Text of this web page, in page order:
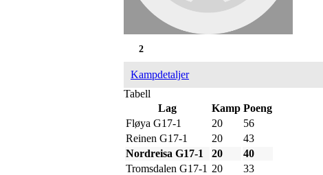
2
Kampdetaljer
Tabell
Lag
Kamp Poeng
Fløya G17-1
20
56
Reinen G17-1
20
43
Nordreisa G17-1
20
40
Tromsdalen G17-1 20
33